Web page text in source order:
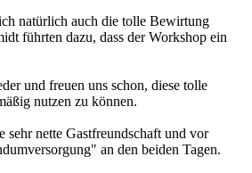
natürlich auch die tolle Bewirtung
führten dazu, dass der Workshop ein
und freuen uns schon, diese tolle
nutzen zu können.
sehr nette Gastfreundschaft und vor
an den beiden Tagen.